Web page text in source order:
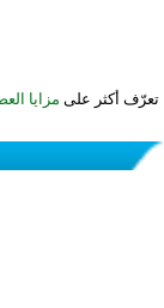
تعرّف أكثر على مزايا